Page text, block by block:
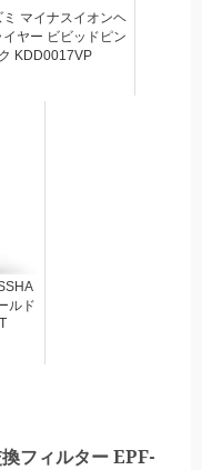
ミ マイナスイオンヘ
イヤー ビビッドピン
ク KDD0017VP
ルド
フィルター EPF-